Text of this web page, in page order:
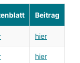
Beitrag
hier
hier